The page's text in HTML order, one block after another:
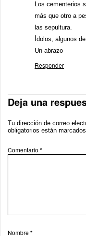
Los cementerios
más que otro a
las sepultura.
Ídolos, algunos
Un abrazo
Responder
Deja una
Tu dirección de correo
obligatorios están
Comentario *
Nombre*